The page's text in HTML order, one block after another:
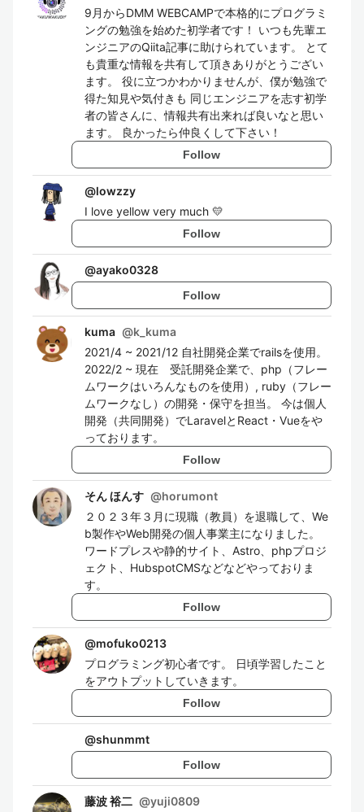
9月からDMM WEBCAMPで本格的にプログラミ
ングの勉強を始めた初学者です！ いつも先輩エ
ンジニアのQiita記事に助けられています。 とて
も貴重な情報を共有して頂きありがとうござい
ます。 役に立つかわかりませんが、僕が勉強で
得た知見や気付きも 同じエンジニアを志す初学
者の皆さんに、情報共有出来れば良いなと思い
ます。 良かったら仲良くして下さい！
Follow
@lowzzy
I love yellow very much 💛
Follow
@ayako0328
Follow
kuma @k_kuma
2021/4 ~ 2021/12 自社開発企業でrailsを使用。
2022/2 ~ 現在 受託開発企業で、php（フレー
ムワークはいろんなものを使用）, ruby（フレー
ムワークなし）の開発・保守を担当。 今は個人
開発（共同開発）でLaravelとReact・Vueをや
っております。
Follow
そん ほんす @horumont
２０２３年３月に現職（教員）を退職して、We
b製作やWeb開発の個人事業主になりました。
ワードプレスや静的サイト、Astro、phpプロジ
ェクト、HubspotCMSなどなどやっておりま
す。
Follow
@mofuko0213
プログラミング初心者です。 日頃学習したこと
をアウトプットしていきます。
Follow
@shunmmt
Follow
藤波 裕二 @yuji0809